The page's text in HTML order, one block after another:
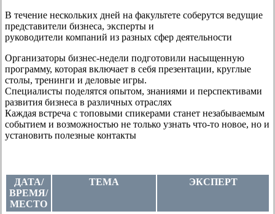
В течение нескольких дней на факультете соберутся ведущие
представители бизнеса, эксперты и
руководители компаний из разных сфер деятельности
Организаторы бизнес-недели подготовили насыщенную
программу, которая включает в себя презентации, круглые
столы, тренинги и деловые игры.
Специалисты поделятся опытом, знаниями и перспективами
развития бизнеса в различных отраслях
Каждая встреча с топовыми спикерами станет незабываемым
событием и возможностью не только узнать что-то новое, но и
установить полезные контакты
ДАТА/
ВРЕМЯ/
МЕСТО
ТЕМА ЭКСПЕРТ